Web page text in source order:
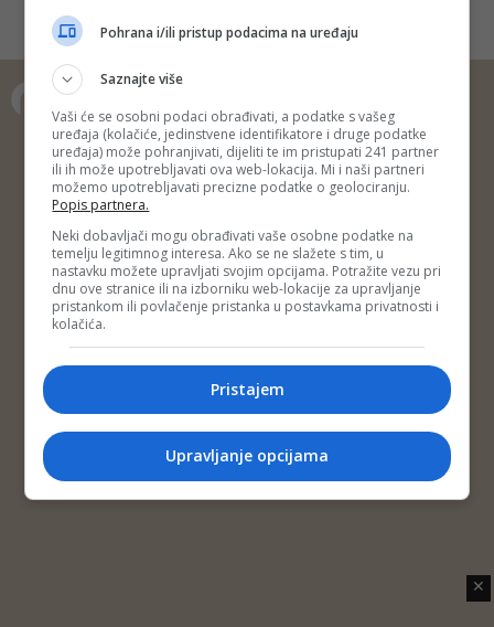
primjene alfa lipoinske kiseline u
liječenju pacijenata sa COVID-19
Copyright © 2014 Depo Portal
Impressum
Kontakt Marketing
Privatnost korisnika
O nama
✕
Pohrana i/ili pristup podacima na uređaju
Saznajte više
Vaši će se osobni podaci obrađivati, a podatke s vašeg
uređaja (kolačiće, jedinstvene identifikatore i druge podatke
uređaja) može pohranjivati, dijeliti te im pristupati 241 partner
ili ih može upotrebljavati ova web-lokacija. Mi i naši partneri
možemo upotrebljavati precizne podatke o geolociranju.
Popis partnera.
Neki dobavljači mogu obrađivati vaše osobne podatke na
temelju legitimnog interesa. Ako se ne slažete s tim, u
nastavku možete upravljati svojim opcijama. Potražite vezu pri
dnu ove stranice ili na izborniku web-lokacije za upravljanje
pristankom ili povlačenje pristanka u postavkama privatnosti i
kolačića.
Pristajem
Upravljanje opcijama